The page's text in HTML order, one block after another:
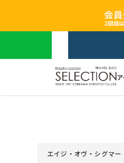
エイジ・オヴ・シグマー